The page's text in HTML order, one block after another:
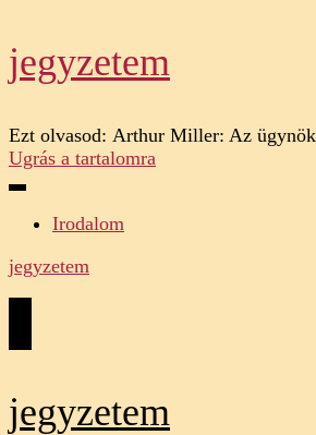
jegyzetem
Ezt olvasod: Arthur Miller: Az ügynök
Ugrás a tartalomra
Irodalom
jegyzetem
jegyzetem